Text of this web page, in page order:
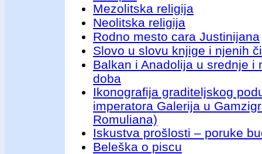
Mezolitska religija
Neolitska religija
Rodno mesto cara Justinijana
Slovo u slovu knjige i njenih
Balkan i Anadolija u srednje i
doba
Ikonografija graditeljskog
imperatora Galerija u
Romuliana)
Iskustva prošlosti – poruke
Beleška o piscu